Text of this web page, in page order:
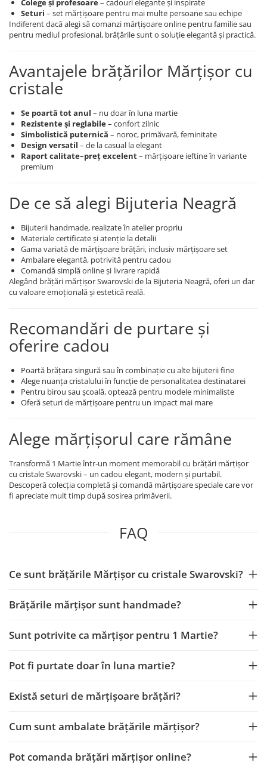
Colege și profesoare– cadouri elegante și inspirate
Seturi – set mărțișoare pentru mai multe persoane sau echipe
Indiferent dacă alegi să comanzi mărțișoare online pentru familie sau
pentru mediul profesional, brățările sunt o soluție elegantă și practică.
Avantajele brățărilor Mărțișor cu
cristale
Se poartă tot anul – nu doar în luna martie
Rezistente și reglabile– confort zilnic
Simbolistică puternică – noroc, primăvară, feminitate
Design versatil – de la casual la elegant
Raport calitate–preț excelent– mărțișoare ieftine în variante
premium
De ce să alegi Bijuteria Neagră
Bijuterii handmade, realizate în atelier propriu
Materiale certificate și atenție la detalii
Gama variată de mărțișoare brățări, inclusiv mărțișoare set
Ambalare elegantă, potrivită pentru cadou
Comandă simplă online și livrare rapidă
Alegând brățări mărțișor Swarovski de la Bijuteria Neagră, oferi un dar
cu valoare emoțională și estetică reală.
Recomandări de purtare și
oferire cadou
Poartă brățara singură sau în combinație cu alte bijuterii fine
Alege nuanța cristalului în funcție de personalitatea destinatarei
Pentru birou sau școală, optează pentru modele minimaliste
Oferă seturi de mărțișoare pentru un impact mai mare
Alege mărțișorul care rămâne
Transformă 1 Martie într-un moment memorabil cu brățări mărțișor
cu cristale Swarovski – un cadou elegant, modern și purtabil.
Descoperă colecția completă și comandă mărțișoare speciale care vor
fi apreciate mult timp după sosirea primăverii.
FAQ
Ce sunt brățările Mărțișor cu cristale Swarovski?
Brățările mărțișor sunt handmade?
Sunt potrivite ca mărțișor pentru 1 Martie?
Pot fi purtate doar în luna martie?
Există seturi de mărțișoare brățări?
Cum sunt ambalate brățările mărțișor?
Pot comanda brățări mărțișor online?